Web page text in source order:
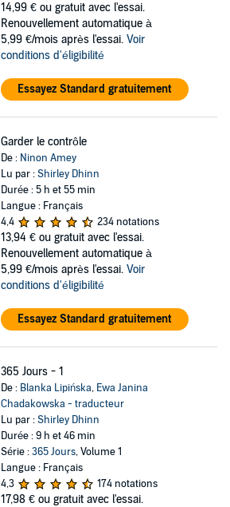
14,99 € ou gratuit avec l'essai.
Renouvellement automatique à
5,99 €/mois après l'essai. Voir
conditions d'éligibilité
Essayez Standard gratuitement
Garder le contrôle
De : Ninon Amey
Lu par :Shirley Dhinn
Durée : 5 h et 55 min
Langue : Français
4,4
234 notations
13,94 € ou gratuit avec l'essai.
Renouvellement automatique à
5,99 €/mois après l'essai. Voir
conditions d'éligibilité
Essayez Standard gratuitement
365 Jours - 1
De : Blanka Lipińska, Ewa Janina
Chadakowska - traducteur
Lu par :Shirley Dhinn
Durée : 9 h et 46 min
Série :365 Jours, Volume 1
Langue : Français
4,3
174 notations
17,98 € ou gratuit avec l'essai.